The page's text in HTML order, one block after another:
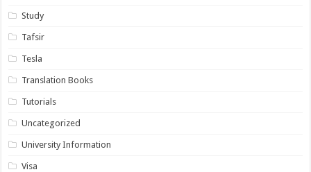
Study
Tafsir
Tesla
Translation Books
Tutorials
Uncategorized
University Information
Visa